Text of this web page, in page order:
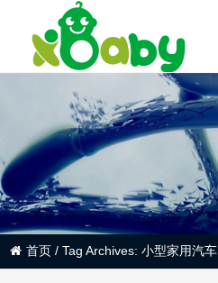
首页 /Tag Archives: 小型家用汽车